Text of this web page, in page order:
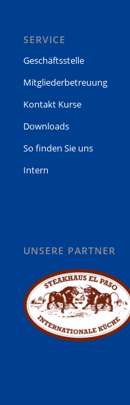
SERVICE
Geschäftsstelle
Mitgliederbetreuung
Kontakt Kurse
Downloads
So finden Sie uns
Intern
UNSERE PARTNER